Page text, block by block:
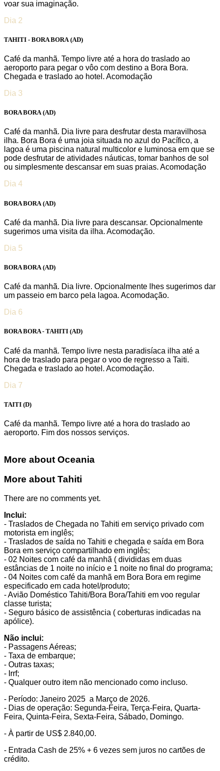
voar sua imaginação.
Dia 2
TAHITI - BORA BORA (AD)
Café da manhã. Tempo livre até a hora do traslado ao
aeroporto para pegar o vôo com destino a Bora Bora.
Chegada e traslado ao hotel. Acomodação
Dia 3
BORA BORA(AD)
Café da manhã. Dia livre para desfrutar desta maravilhosa
ilha. Bora Bora é uma joia situada no azul do Pacífico, a
lagoa é uma piscina natural multicolor e luminosa em que se
pode desfrutar de atividades náuticas, tomar banhos de sol
ou simplesmente descansar em suas praias. Acomodação
Dia 4
BORA BORA (AD)
Café da manhã. Dia livre para descansar. Opcionalmente
sugerimos uma visita da ilha. Acomodação.
Dia 5
BORA BORA (AD)
Café da manhã. Dia livre. Opcionalmente lhes sugerimos dar
um passeio em barco pela lagoa. Acomodação.
Dia 6
BORA BORA - TAHITI (AD)
Café da manhã. Tempo livre nesta paradisíaca ilha até a
hora de traslado para pegar o voo de regresso a Taiti.
Chegada e traslado ao hotel. Acomodação.
Dia 7
TAITI (D)
Café da manhã. Tempo livre até a hora do traslado ao
aeroporto. Fim dos nossos serviços.
This page can't load Google Maps correctly.
Do you own this website?
More about Oceania
More about Tahiti
There are no comments yet.
Inclui:
- Traslados de Chegada no Tahiti em serviço privado com
motorista em inglês;
- Traslados de saída no Tahiti e chegada e saída em Bora
Bora em serviço compartilhado em inglês;
- 02 Noites com café da manhã ( divididas em duas
estâncias de 1 noite no início e 1 noite no final do programa;
- 04 Noites com café da manhã em Bora Bora em regime
especificado em cada hotel/produto;
- Avião Doméstico Tahiti/Bora Bora/Tahiti em voo regular
classe turista;
- Seguro básico de assistência ( coberturas indicadas na
apólice).
Não inclui:
- Passagens Aéreas;
- Taxa de embarque;
- Outras taxas;
- Irrf;
- Qualquer outro item não mencionado como incluso.
- Período: Janeiro 2025 a Março de 2026.
- Dias de operação: Segunda-Feira, Terça-Feira, Quarta-
Feira, Quinta-Feira, Sexta-Feira, Sábado, Domingo.
- À partir de US$ 2.840,00.
- Entrada Cash de 25% + 6 vezes sem juros no cartões de
crédito.